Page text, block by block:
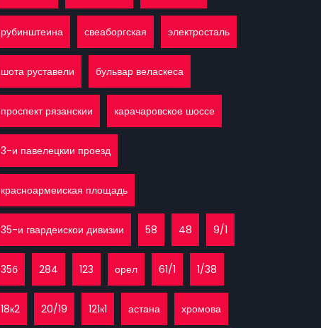
рубинштеина свеаборгская электросталь
шота руставели бульвар веласкеса
проспект рязанскии карачаровское шоссе
3-и павелецкии проезд
красноармеиская площадь
35-и гвардеискои дивизии 58 48 9/1
35б 284 123 орел 61/1 1/38
18к2 20/19 121к1 астана хромова